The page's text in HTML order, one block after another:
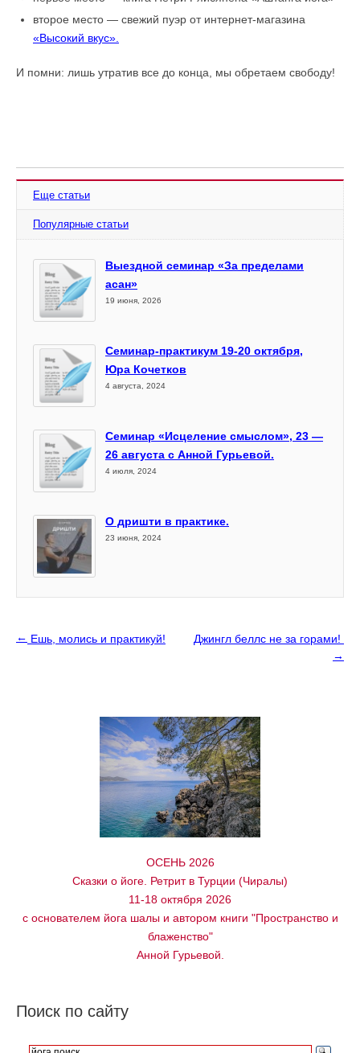
второе место — свежий пуэр от интернет-магазина
«Высокий вкус».
И помни: лишь утратив все до конца, мы обретаем свободу!
Еще статьи
Популярные статьи
Выездной семинар «За пределами
асан»
19 июня, 2026
Семинар-практикум 19-20 октября,
Юра Кочетков
4 августа, 2024
Семинар «Исцеление смыслом», 23 —
26 августа с Анной Гурьевой.
4 июля, 2024
О дришти в практике.
23 июня, 2024
← Ешь, молись и практикуй!
Джингл беллс не за горами!
→
ОСЕНЬ 2026
Сказки о йоге. Ретрит в Турции (Чиралы)
11-18 октября 2026
с основателем йога шалы и автором книги "Пространство и
блаженство"
Анной Гурьевой.
Поиск по сайту